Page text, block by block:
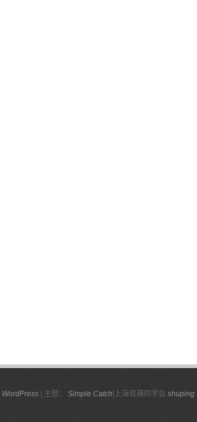
WordPress | 主题： Simple Catch |上海叔蘋同学会 shuping